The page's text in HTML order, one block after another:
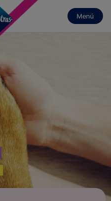
Menú